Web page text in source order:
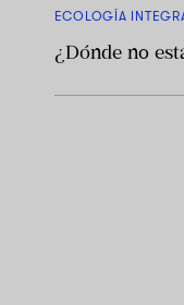
ECOLOGÍA
¿Dónde no